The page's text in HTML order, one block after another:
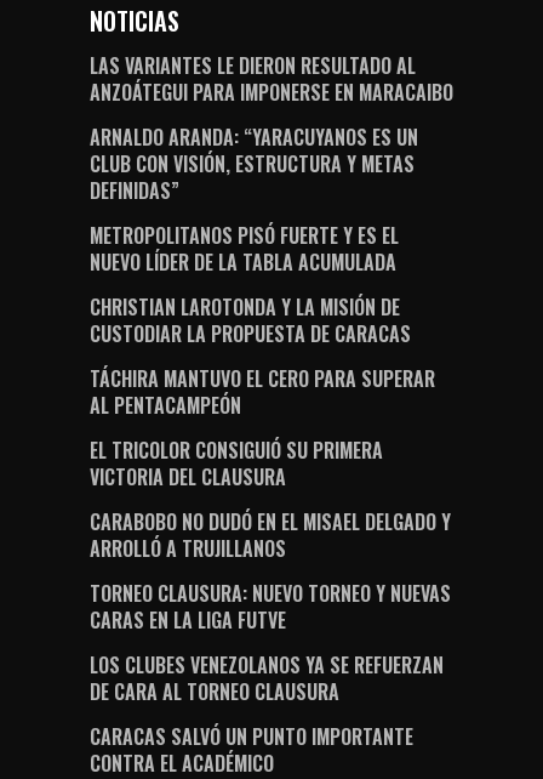
NOTICIAS
LAS VARIANTES LE DIERON RESULTADO AL
ANZOÁTEGUI PARA IMPONERSE EN MARACAIBO
ARNALDO ARANDA: “YARACUYANOS ES UN
CLUB CON VISIÓN, ESTRUCTURA Y METAS
DEFINIDAS”
METROPOLITANOS PISÓ FUERTE Y ES EL
NUEVO LÍDER DE LA TABLA ACUMULADA
CHRISTIAN LAROTONDA Y LA MISIÓN DE
CUSTODIAR LA PROPUESTA DE CARACAS
TÁCHIRA MANTUVO EL CERO PARA SUPERAR
AL PENTACAMPEÓN
EL TRICOLOR CONSIGUIÓ SU PRIMERA
VICTORIA DEL CLAUSURA
CARABOBO NO DUDÓ EN EL MISAEL DELGADO Y
ARROLLÓ A TRUJILLANOS
TORNEO CLAUSURA: NUEVO TORNEO Y NUEVAS
CARAS EN LA LIGA FUTVE
LOS CLUBES VENEZOLANOS YA SE REFUERZAN
DE CARA AL TORNEO CLAUSURA
CARACAS SALVÓ UN PUNTO IMPORTANTE
CONTRA EL ACADÉMICO